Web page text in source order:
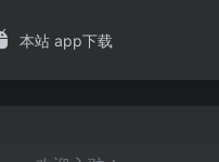
本站 app下载